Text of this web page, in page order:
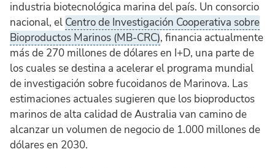
industria biotecnológica marina del país. Un consorcio
nacional, el Centro de Investigación Cooperativa sobre
Bioproductos Marinos (MB-CRC), financia actualmente
más de 270 millones de dólares en I+D, una parte de
los cuales se destina a acelerar el programa mundial
de investigación sobre fucoidanos de Marinova. Las
estimaciones actuales sugieren que los bioproductos
marinos de alta calidad de Australia van camino de
alcanzar un volumen de negocio de 1.000 millones de
dólares en 2030.